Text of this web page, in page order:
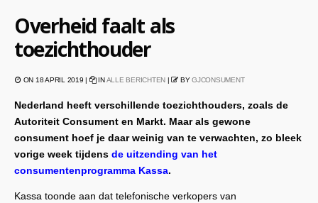
Overheid faalt als
toezichthouder
ON 18 APRIL 2019 | INALLE BERICHTEN | BYGJCONSUMENT
Nederland heeft verschillende toezichthouders, zoals de
Autoriteit Consument en Markt. Maar als gewone
consument hoef je daar weinig van te verwachten, zo bleek
vorige week tijdens de uitzending van het
consumentenprogramma Kassa.
Kassa toonde aan dat telefonische verkopers van